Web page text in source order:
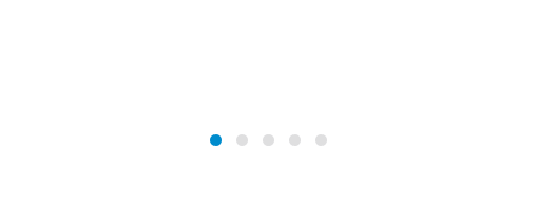
Wasserwacht Nürnberg
Wasserwacht Nürnberg
Wasserwacht Nürnberg
Wasserwacht Nürnberg